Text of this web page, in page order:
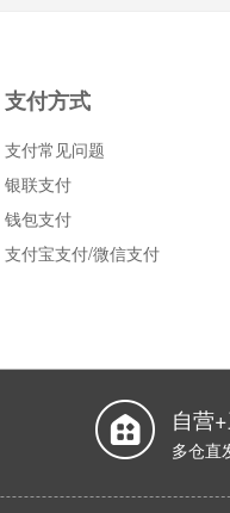
支付方式
支付常见问题
银联支付
钱包支付
支付宝支付/微信支付
自营
多仓直